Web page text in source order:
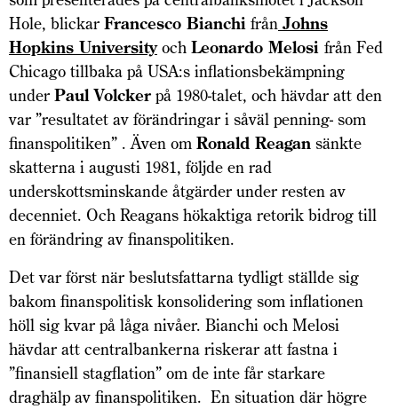
Hole, blickar Francesco Bianchi från Johns
Hopkins Universityoch Leonardo Melosi från Fed
Chicago tillbaka på USA:s inflationsbekämpning
under Paul Volcker på 1980-talet, och hävdar att den
var ”resultatet av förändringar i såväl penning- som
finanspolitiken” . Även om Ronald Reagan sänkte
skatterna i augusti 1981, följde en rad
underskottsminskande åtgärder under resten av
decenniet. Och Reagans hökaktiga retorik bidrog till
en förändring av finanspolitiken.
Det var först när beslutsfattarna tydligt ställde sig
bakom finanspolitisk konsolidering som inflationen
höll sig kvar på låga nivåer. Bianchi och Melosi
hävdar att centralbankerna riskerar att fastna i
”finansiell stagflation” om de inte får starkare
draghälp av finanspolitiken. En situation där högre